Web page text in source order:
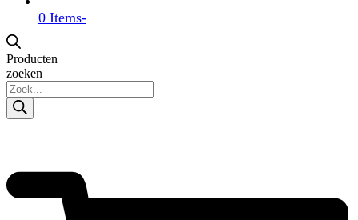
0 Items-
Producten
zoeken